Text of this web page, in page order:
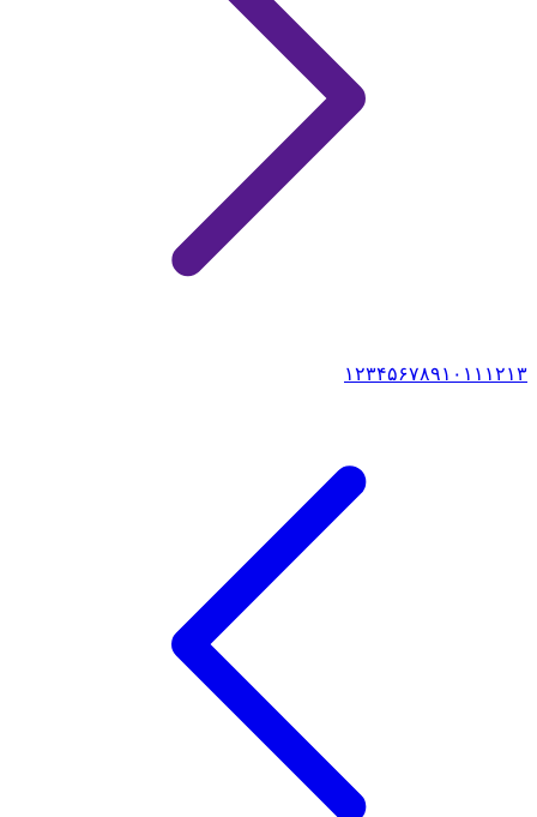
۱۲۳۴۵۶۷۸۹۱۰ ۱۱ ۱۲۱۳